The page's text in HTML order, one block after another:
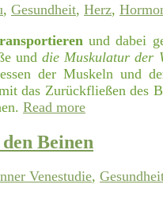
, Gesundheit, Herz,
und dabei
und die Muskulatur der
der Muskeln und
das Zurückfließen des
Read more
Beinen
Venestudie,